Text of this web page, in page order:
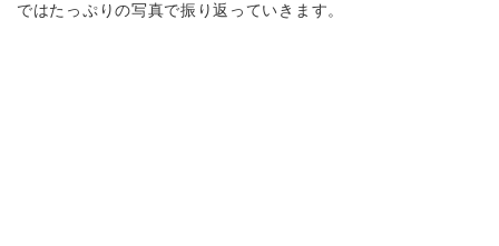
ではたっぷりの写真で振り返っていきます。